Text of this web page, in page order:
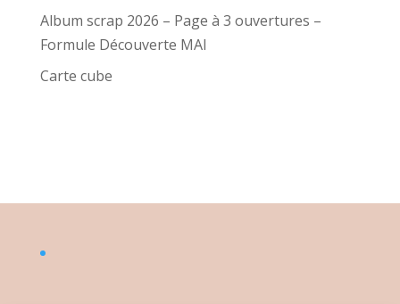
Album scrap 2026 – Page à 3 ouvertures –
Formule Découverte MAI
Carte cube